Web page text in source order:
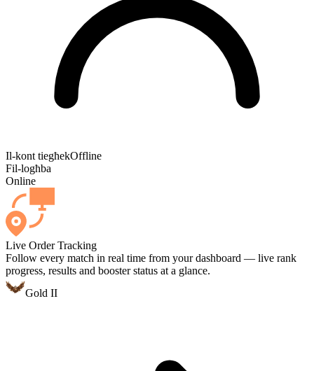
Il-kont tiegħekOffline
Fil-logħba
Online
Live Order Tracking
Follow every match in real time from your dashboard — live rank
progress, results and booster status at a glance.
Gold II